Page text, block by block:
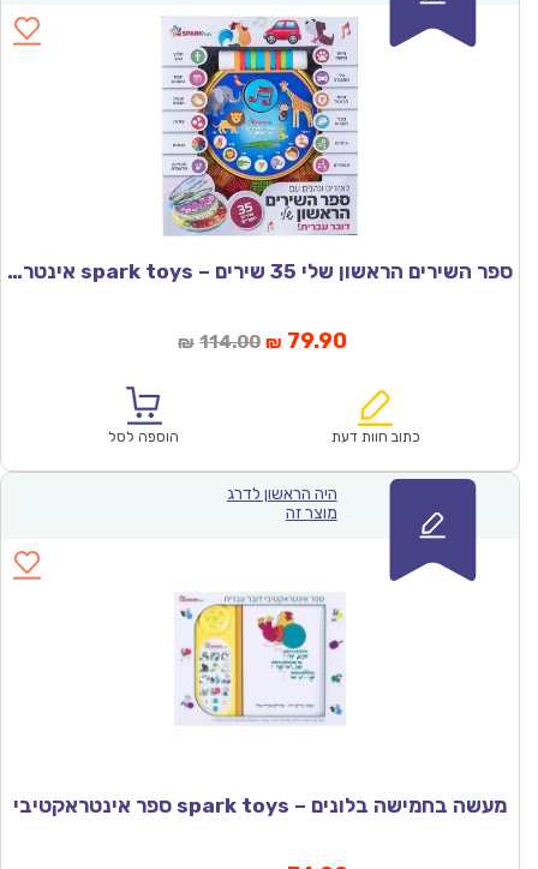
ספר השירים הראשון שלי 35 שירים – spark toys אינטראקטיבי
₪ 114.00המחיר
₪114.00.
₪ 79.90המחיר
הוא:
כתוב חוות דעת הוספה לסל
היה הראשון לדרג
מוצר זה
מעשה בחמישה בלונים – spark toys ספר אינטראקטיבי